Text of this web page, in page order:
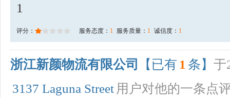
1
评分： 服务态度： 1 服务质量： 1 诚信度： 1
浙江新颜物流有限公司 【已有 1 条】 于
3137 Laguna Street 用户对他的一条点